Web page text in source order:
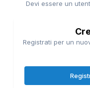
Devi essere un
Registrati per un